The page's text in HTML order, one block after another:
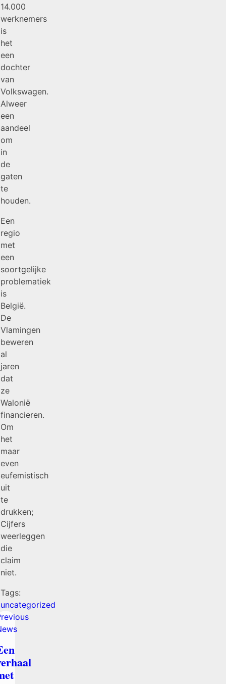
14.000
werknemers
is
het
een
dochter
van
Volkswagen.
Alweer
een
aandeel
om
in
de
gaten
te
houden.
Een
regio
met
een
soortgelijke
problematiek
is
België.
De
Vlamingen
beweren
al
jaren
dat
ze
Walonië
financieren.
Om
het
maar
even
eufemistisch
uit
te
drukken;
Cijfers
weerleggen
die
claim
niet.
Tags:
uncategorized